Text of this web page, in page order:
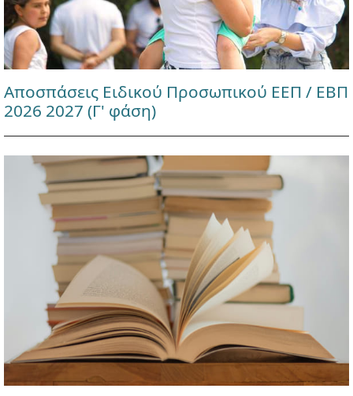
Αποσπάσεις Ειδικού Προσωπικού ΕΕΠ / ΕΒΠ
2026 2027 (Γ' φάση)